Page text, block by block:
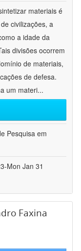
materiais é
civilizações, a
a idade da
divisões ocorrem
de materiais,
de defesa.
um materi...
Pesquisa em
Mon Jan 31
Faxina